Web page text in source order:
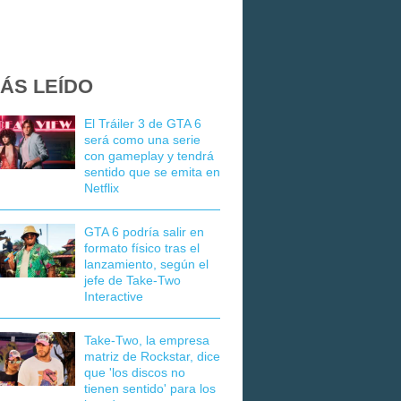
LEÍDO
El Tráiler 3 de GTA 6
será como una serie
con gameplay y tendrá
sentido que se emita en
Netflix
GTA 6 podría salir en
formato físico tras el
lanzamiento, según el
jefe de Take-Two
Interactive
Take-Two, la empresa
matriz de Rockstar, dice
que 'los discos no
tienen sentido' para los